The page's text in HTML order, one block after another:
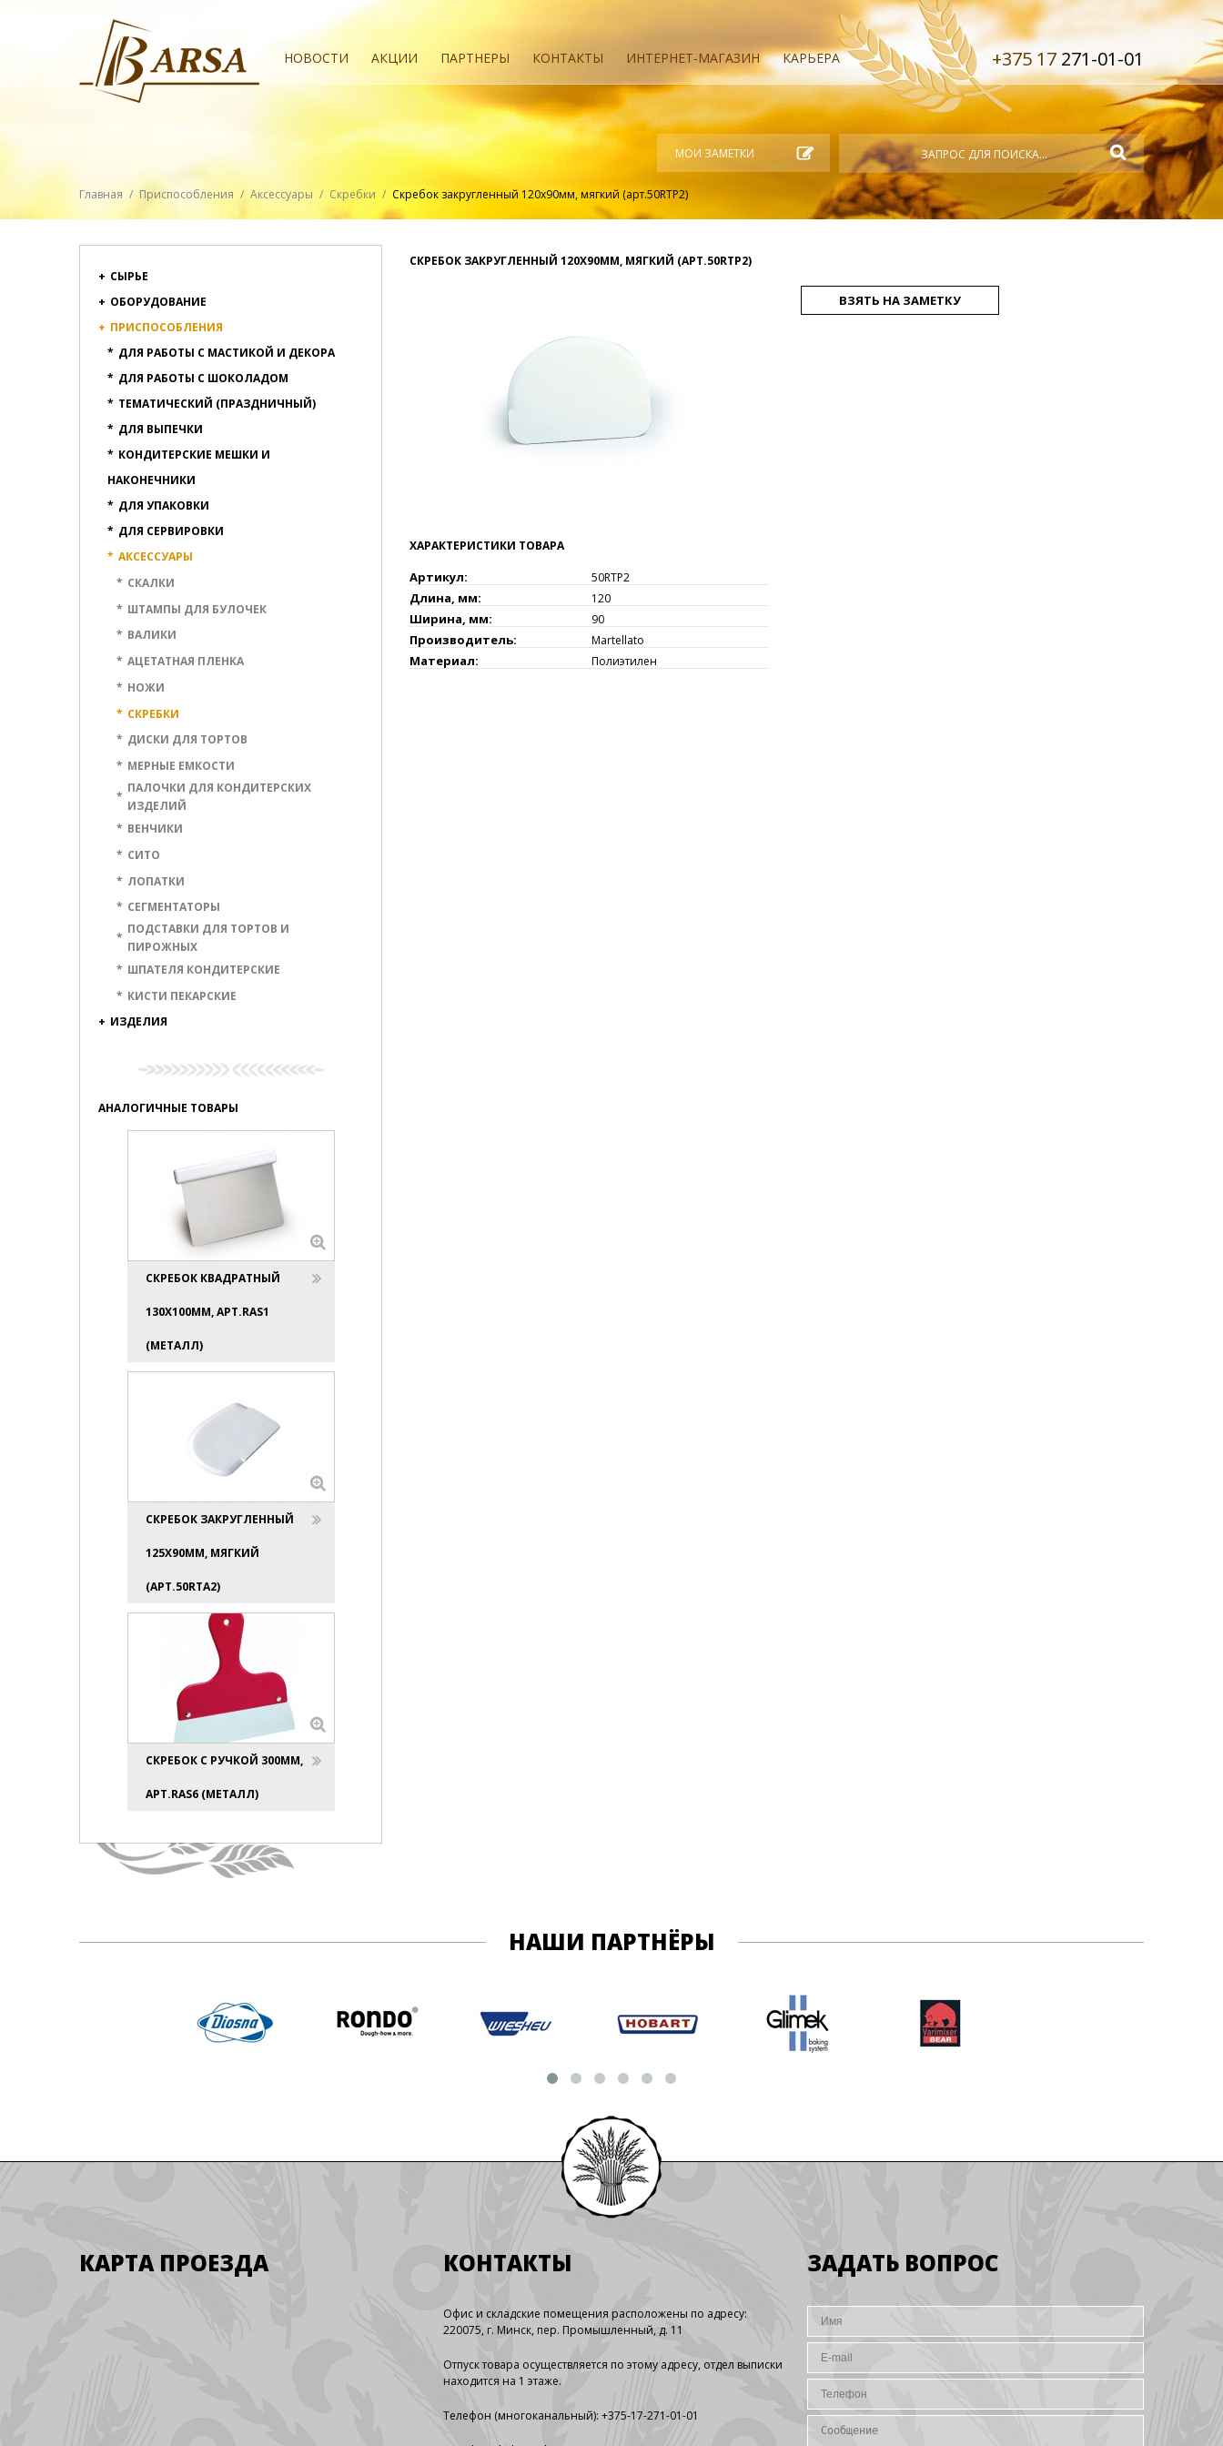
НОВОСТИ АКЦИИ ПАРТНЕРЫ КОНТАКТЫ ИНТЕРНЕТ-МАГАЗИН КАРЬЕРА +375 17 271-01-01
МОИ ЗАМЕТКИ
Главная / Приспособления / Аксессуары / Скребки / Скребок закругленный 120х90мм, мягкий (арт.50RTP2)
+ СЫРЬЕ
+ ОБОРУДОВАНИЕ
+ ПРИСПОСОБЛЕНИЯ
* ДЛЯ РАБОТЫ С МАСТИКОЙ И ДЕКОРА
* ДЛЯ РАБОТЫ С ШОКОЛАДОМ
* ТЕМАТИЧЕСКИЙ (ПРАЗДНИЧНЫЙ)
* ДЛЯ ВЫПЕЧКИ
* КОНДИТЕРСКИЕ МЕШКИ И
НАКОНЕЧНИКИ
* ДЛЯ УПАКОВКИ
* ДЛЯ СЕРВИРОВКИ
* АКСЕССУАРЫ
* СКАЛКИ
* ШТАМПЫ ДЛЯ БУЛОЧЕК
* ВАЛИКИ
* АЦЕТАТНАЯ ПЛЕНКА
* НОЖИ
* СКРЕБКИ
* ДИСКИ ДЛЯ ТОРТОВ
* МЕРНЫЕ ЕМКОСТИ
*
ПАЛОЧКИ ДЛЯ КОНДИТЕРСКИХ
ИЗДЕЛИЙ
* ВЕНЧИКИ
* СИТО
* ЛОПАТКИ
* СЕГМЕНТАТОРЫ
*
ПОДСТАВКИ ДЛЯ ТОРТОВ И
ПИРОЖНЫХ
* ШПАТЕЛЯ КОНДИТЕРСКИЕ
* КИСТИ ПЕКАРСКИЕ
+ ИЗДЕЛИЯ
АНАЛОГИЧНЫЕ ТОВАРЫ
СКРЕБОК КВАДРАТНЫЙ
130Х100ММ, АРТ.RAS1
(МЕТАЛЛ)
СКРЕБОК ЗАКРУГЛЕННЫЙ
125Х90ММ, МЯГКИЙ
(АРТ.50RTA2)
СКРЕБОК С РУЧКОЙ 300ММ,
АРТ.RAS6 (МЕТАЛЛ)
СКРЕБОК ЗАКРУГЛЕННЫЙ 120Х90ММ, МЯГКИЙ (АРТ.50RTP2)
ВЗЯТЬ НА ЗАМЕТКУ
ХАРАКТЕРИСТИКИ ТОВАРА
Артикул: 50RTP2
Длина, мм: 120
Ширина, мм: 90
Производитель: Martellato
Материал: Полиэтилен
НАШИ ПАРТНЁРЫ
КАРТА ПРОЕЗДА КОНТАКТЫ
Офис и складские помещения расположены по адресу:
220075, г. Минск, пер. Промышленный, д. 11
Отпуск товара осуществляется по этому адресу, отдел выписки
находится на 1 этаже.
Телефон (многоканальный): +375-17-271-01-01
ЗАДАТЬ ВОПРОС